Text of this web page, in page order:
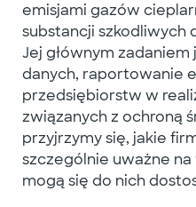
emisjami gazów
substancji szkodliwych
Jej głównym
danych, raportowanie
przedsiębiorstw w
związanych z ochroną
przyjrzymy się, jakie
szczególnie uważne na
mogą się do nich